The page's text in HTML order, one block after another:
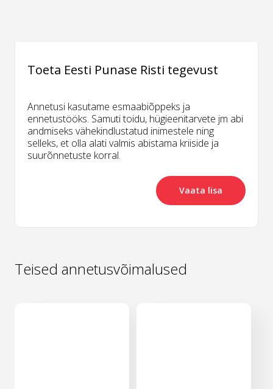
Toeta Eesti Punase Risti tegevust
Annetusi kasutame esmaabiõppeks ja
ennetustööks. Samuti toidu, hügieenitarvete jm abi
andmiseks vähekindlustatud inimestele ning
selleks, et olla alati valmis abistama kriiside ja
suurõnnetuste korral.
Vaata lisa
Teised annetusvõimalused